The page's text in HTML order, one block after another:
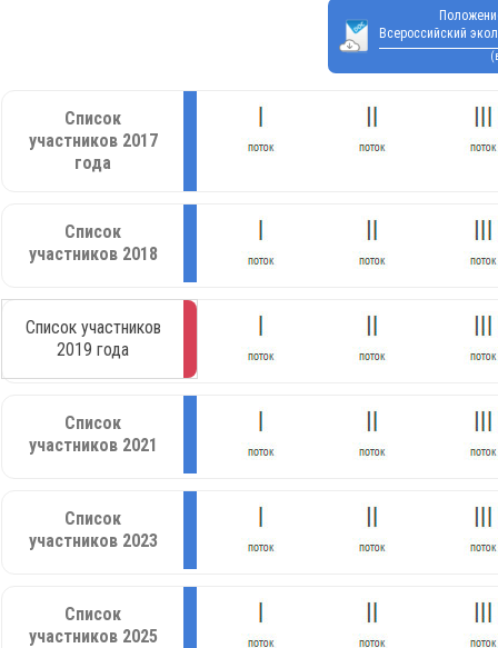
Всероссийский
Список
участников 2017
года
Список
участников 2018
Список участников
2019 года
Список
участников 2021
Список
участников 2023
Список
участников 2025